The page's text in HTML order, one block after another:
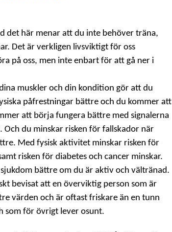
det här menar att du inte behöver träna,
Det är verkligen livsviktigt för oss
på oss, men inte enbart för att gå ner i
muskler och din kondition gör att du
påfrestningar bättre och du kommer att
att börja fungera bättre med signalerna
Och du minskar risken för fallskador när
Med fysisk aktivitet minskar risken för
risken för diabetes och cancer minskar.
bättre om du är aktiv och vältränad.
bevisat att en överviktig person som är
värden och är oftast friskare än en tunn
som för övrigt lever osunt.